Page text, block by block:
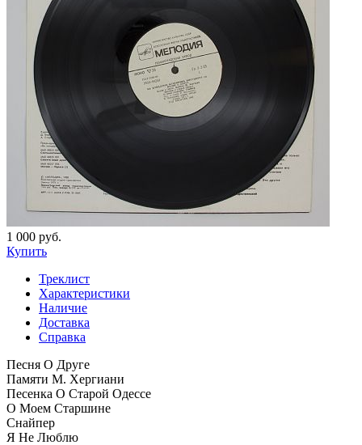
1 000 руб.
Купить
Треклист
Характеристики
Наличие
Доставка
Справка
Песня О Друге
Памяти М. Хергиани
Песенка О Старой Одессе
О Моем Старшине
Снайпер
Я Не Люблю